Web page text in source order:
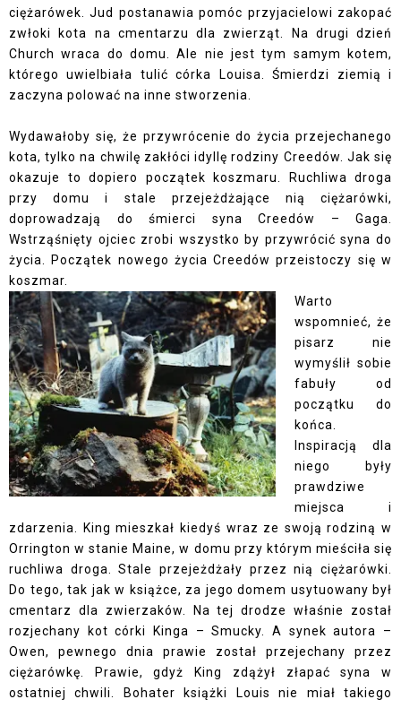
ciężarówek. Jud postanawia pomóc przyjacielowi zakopać
zwłoki kota na cmentarzu dla zwierząt. Na drugi dzień
Church wraca do domu. Ale nie jest tym samym kotem,
którego uwielbiała tulić córka Louisa. Śmierdzi ziemią i
zaczyna polować na inne stworzenia.
Wydawałoby się, że przywrócenie do życia przejechanego
kota, tylko na chwilę zakłóci idyllę rodziny Creedów. Jak się
okazuje to dopiero początek koszmaru. Ruchliwa droga
przy domu i stale przejeżdżające nią ciężarówki,
doprowadzają do śmierci syna Creedów – Gaga.
Wstrząśnięty ojciec zrobi wszystko by przywrócić syna do
życia. Początek nowego życia Creedów przeistoczy się w
koszmar.
Warto
wspomnieć, że
pisarz nie
wymyślił sobie
fabuły od
początku do
końca.
Inspiracją dla
niego były
prawdziwe
miejsca i
zdarzenia. King mieszkał kiedyś wraz ze swoją rodziną w
Orrington w stanie Maine, w domu przy którym mieściła się
ruchliwa droga. Stale przejeżdżały przez nią ciężarówki.
Do tego, tak jak w książce, za jego domem usytuowany był
cmentarz dla zwierzaków. Na tej drodze właśnie został
rozjechany kot córki Kinga – Smucky. A synek autora –
Owen, pewnego dnia prawie został przejechany przez
ciężarówkę. Prawie, gdyż King zdążył złapać syna w
ostatniej chwili. Bohater książki Louis nie miał takiego